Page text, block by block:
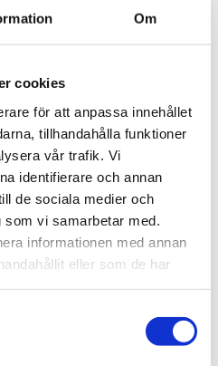
Om
cookies
för att anpassa innehållet
tillhandahålla funktioner
vår trafik. Vi
identifierare och annan
de sociala medier och
vi samarbetar med.
informationen med annan
eller som de har
eller beställningsvaror